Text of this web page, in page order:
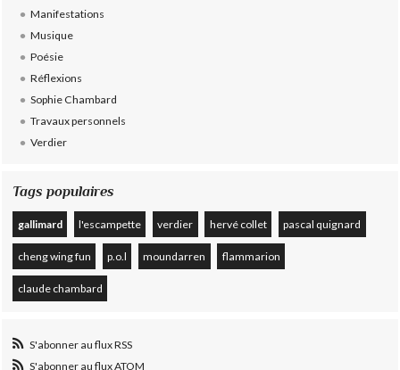
Manifestations
Musique
Poésie
Réflexions
Sophie Chambard
Travaux personnels
Verdier
Tags populaires
gallimard l'escampette verdier hervé collet pascal quignard
cheng wing fun p.o.l moundarren flammarion
claude chambard
S'abonner au flux RSS
S'abonner au flux ATOM